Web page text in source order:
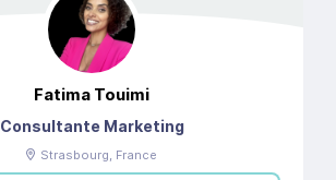
Fatima Touimi
Consultante Marketing
Strasbourg , France